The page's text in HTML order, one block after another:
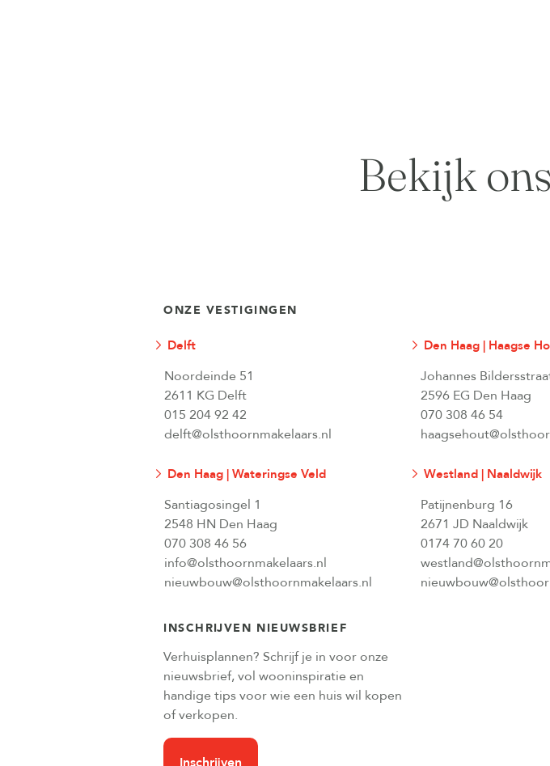
Bekijk
ONZE VESTIGINGEN
Delft
Noordeinde 51
2611 KG Delft
015 204 92 42
delft@olsthoornmakelaars.nl
Den Haag | Haagse
Johannes
2596 EG Den Haag
070 308 46 54
Den Haag | Wateringse Veld
Santiagosingel 1
2548 HN Den Haag
070 308 46 56
info@olsthoornmakelaars.nl
nieuwbouw@olsthoornmakelaars.nl
Westland | Naaldwijk
Patijnenburg 16
2671 JD Naaldwijk
0174 70 60 20
INSCHRIJVEN NIEUWSBRIEF
Verhuisplannen? Schrijf je in voor onze
nieuwsbrief, vol wooninspiratie en
handige tips voor wie een huis wil kopen
of verkopen.